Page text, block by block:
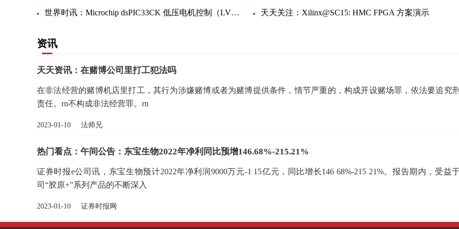
世界时讯：Microchip dsPIC33CK 低压电机控制（LVMC）开发板 天天关注：Xilinx@SC15: HMC FPGA 方案演示
资讯
天天资讯：在赌博公司里打工犯法吗
在非法经营的赌博机店里打工，其行为涉嫌赌博或者为赌博提供条件，情节严重的，构成开设赌场罪，依法要追究
责任。rn不构成非法经营罪。rn
2023-01-10 法师兄
热门看点：午间公告：东宝生物2022年净利同比预增146.68%-215.21%
证券时报e公司讯，东宝生物预计2022年净利润9000万元-1 15亿元，同比增长146 68%-215 21%。报告期内，受益
司“胶原+”系列产品的不断深入
2023-01-10 证券时报网